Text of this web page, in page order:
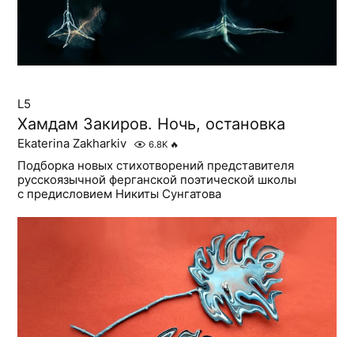
L5
Хамдам Закиров. Ночь, остановка
Ekaterina Zakharkiv 6.8K 🔥
Подборка новых стихотворений представителя
русскоязычной ферганской поэтической школы
с предисловием Никиты Сунгатова